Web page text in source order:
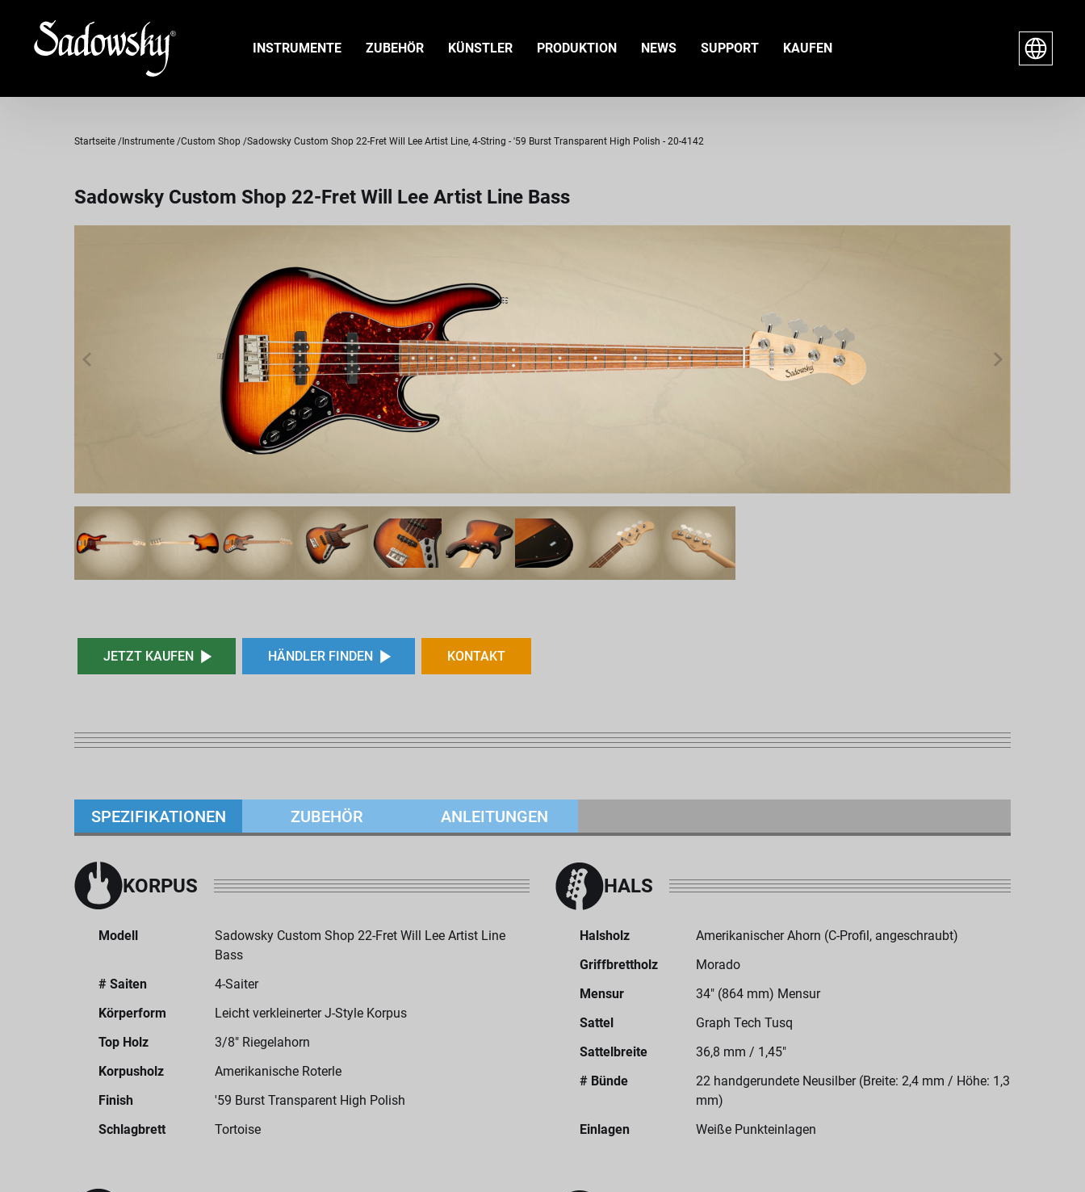
INSTRUMENTE ZUBEHÖR KÜNSTLER PRODUKTION NEWS SUPPORT KAUFEN
Startseite Instrumente Custom Shop Sadowsky Custom Shop 22-Fret Will Lee Artist Line, 4-String - '59 Burst Transparent High Polish - 20-4142
Sadowsky Custom Shop 22-Fret Will Lee Artist Line Bass
JETZT KAUFEN HÄNDLER FINDEN KONTAKT
SPEZIFIKATIONEN ZUBEHÖR ANLEITUNGEN
KORPUS
Modell
Sadowsky Custom Shop 22-Fret Will Lee Artist Line
Bass
# Saiten
4-Saiter
Körperform
Leicht verkleinerter J-Style Korpus
Top Holz
3/8" Riegelahorn
Korpusholz
Amerikanische Roterle
Finish
'59 Burst Transparent High Polish
Schlagbrett
Tortoise
HALS
Halsholz
Amerikanischer Ahorn (C-Profil, angeschraubt)
Griffbrettholz
Morado
Mensur
34" (864 mm) Mensur
Sattel
Graph Tech Tusq
Sattelbreite
36,8 mm / 1,45"
# Bünde
22 handgerundete Neusilber (Breite: 2,4 mm / Höhe: 1,3
mm)
Einlagen
Weiße Punkteinlagen